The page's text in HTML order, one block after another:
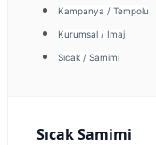
Kampanya / Tempolu
Kurumsal / İmaj
Sıcak / Samimi
Sıcak Samimi